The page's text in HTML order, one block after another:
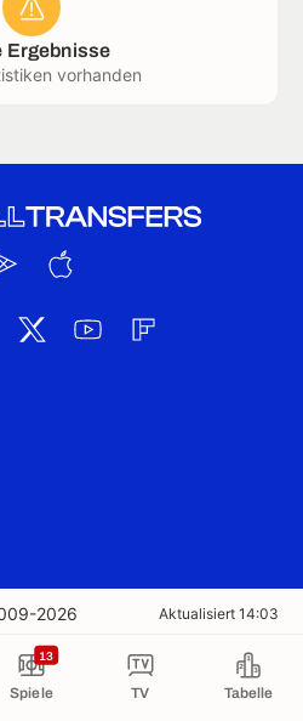
Spiele
13
TV Tabelle
Ergebnisse
vorhanden
2026 Aktualisiert 14:03